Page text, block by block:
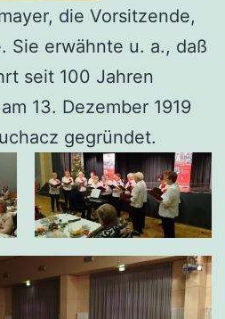
die Vorsitzende,
Sie erwähnte u. a., daß
seit 100 Jahren
13. Dezember 1919
gegründet.